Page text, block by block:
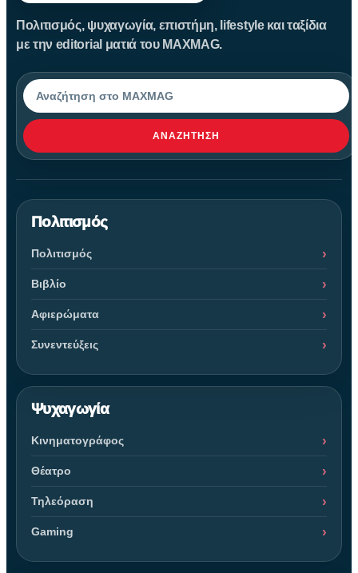
Πολιτισμός, ψυχαγωγία, επιστήμη, lifestyle και ταξίδια
με την editorial ματιά του MAXMAG.
Αναζήτηση
ΑΝΑΖΉΤΗΣΗ
Πολιτισμός
Πολιτισμός
Βιβλίο
Αφιερώματα
Συνεντεύξεις
Ψυχαγωγία
Κινηματογράφος
Θέατρο
Τηλεόραση
Gaming